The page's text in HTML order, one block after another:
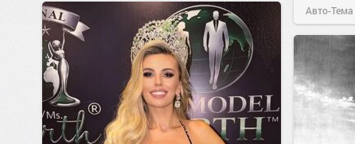
Авто-Тема